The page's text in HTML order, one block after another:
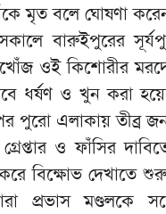
মৃত বলে ঘোষণা
বারুইপুরের
ওই কিশোরীর
ধর্ষণ ও খুন করা
পুরো এলাকায় তীব্র
ও ফাঁসির দাবিতে
বিক্ষোভ দেখাতে
প্রভাস মণ্ডলকে